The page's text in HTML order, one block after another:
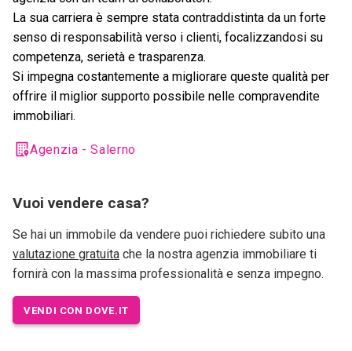
La sua carriera è sempre stata contraddistinta da un forte
senso di responsabilità verso i clienti, focalizzandosi su
competenza, serietà e trasparenza.
Si impegna costantemente a migliorare queste qualità per
offrire il miglior supporto possibile nelle compravendite
immobiliari.
Agenzia - Salerno
Vuoi vendere casa?
Se hai un immobile da vendere puoi richiedere subito una
valutazione gratuita che la nostra agenzia immobiliare ti
fornirà con la massima professionalità e senza impegno.
VENDI CON DOVE.IT